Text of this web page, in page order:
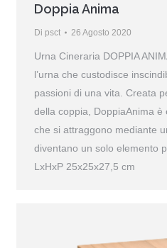
Doppia Anima
Di psct 26 Agosto 2020
Urna Cineraria DOPPIA
l’urna che custodisce
passioni di una vita. Creata
della coppia, DoppiaAnima
che si attraggono mediante
diventano un solo elemento
LxHxP 25x25x27,5 cm